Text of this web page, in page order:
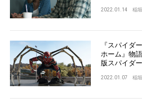
2022.01.14 稲
『スパイダ
ホーム』物
版スパイダ
2022.01.07 稲